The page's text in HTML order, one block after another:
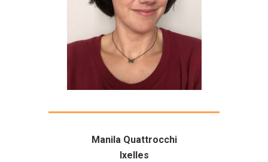
Manila Quattrocchi
Ixelles